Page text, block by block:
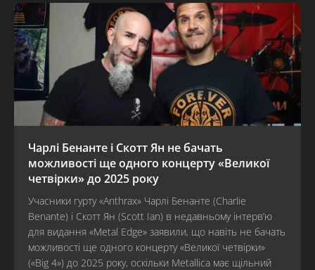
Чарлі Бенанте і Скотт Ян не бачать
можливості ще одного концерту «Великої
четвірки» до 2025 року
Учасники гурту «Anthrax» Чарлі Бенанте (Charlie
Benante) і Скотт Ян (Scott Ian) в недавньому інтерв’ю
для видання «Metal Edge» заявили, що навіть не бачать
можливості ще одного концерту «Великої четвірки»
(«Big 4») до 2025 року, оскільки Metallica має щільний